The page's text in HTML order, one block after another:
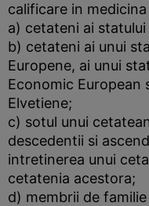
calificare in
a) cetateni ai
b) cetateni ai unui
Europene, ai unui
Economic European
Elvetiene;
c) sotul unui
descedentii si
intretinerea unui
cetatenia acestora;
d) membrii de